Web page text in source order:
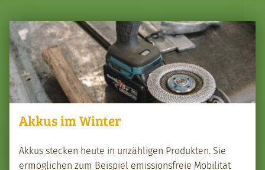
Akkus im Winter
Akkus steck­en heute in unzäh­li­gen Pro­duk­ten. Sie
ermöglichen zum Beispiel emis­sions­freie Mobil­ität